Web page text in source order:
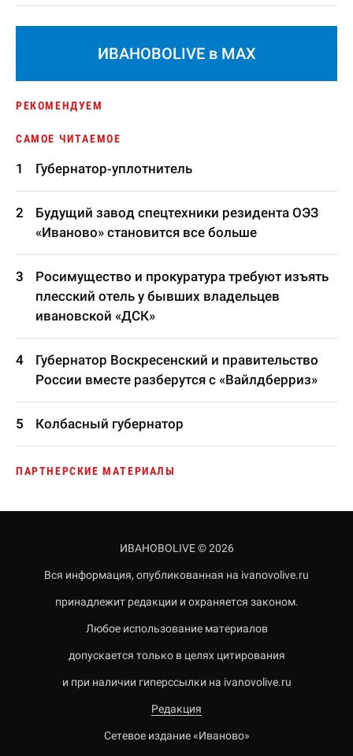
ИВАНОВОLIVE в MAX
РЕКОМЕНДУЕМ
САМОЕ ЧИТАЕМОЕ
Губернатор-уплотнитель
Будущий завод спецтехники резидента ОЭЗ
«Иваново» становится все больше
Росимущество и прокуратура требуют изъять
плесский отель у бывших владельцев
ивановской «ДСК»
Губернатор Воскресенский и правительство
России вместе разберутся с «Вайлдберриз»
Колбасный губернатор
ПАРТНЕРСКИЕ МАТЕРИАЛЫ
ИВАНОВОLIVE © 2026
Вся информация, опубликованная на ivanovolive.ru
принадлежит редакции и охраняется законом.
Любое использование материалов
допускается только в целях цитирования
и при наличии гиперссылки на ivanovolive.ru
Редакция
Сетевое издание «Иваново»